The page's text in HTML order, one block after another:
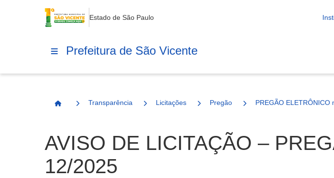
Estado de São Paulo
Prefeitura de São Vicente
Página Inicial
Transparência Licitações Pregão PREGÃO ELETRÔNICO
AVISO DE LICITAÇÃO –
12/2025